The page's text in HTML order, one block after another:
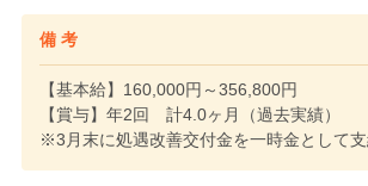
備 考
【基本給】160,000円～356,800円
【賞与】年2回 計4.0ヶ月（過去実績）
※3月末に処遇改善交付金を一時金として